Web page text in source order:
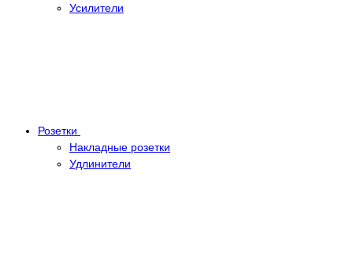
Усилители
Розетки
Накладные розетки
Удлинители